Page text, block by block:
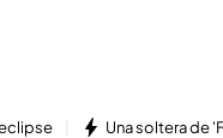
Una soltera de